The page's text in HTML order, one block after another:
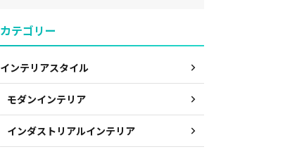
カテゴリー
インテリアスタイル
モダンインテリア
インダストリアルインテリア